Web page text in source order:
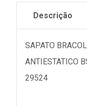
Descrição
SAPATO
ANTIESTATICO
29524